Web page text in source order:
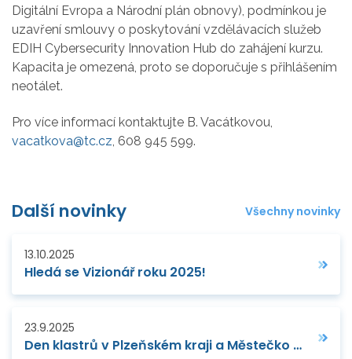
Digitální Evropa a Národní plán obnovy), podmínkou je
uzavření smlouvy o poskytování vzdělávacích služeb
EDIH Cybersecurity Innovation Hub do zahájení kurzu.
Kapacita je omezená, proto se doporučuje s přihlášením
neotálet.
Pro více informací kontaktujte B. Vacátkovou,
vacatkova@tc.cz, 608 945 599.
Další novinky Všechny novinky
13.10.2025
Hledá se Vizionář roku 2025!
23.9.2025
Den klastrů v Plzeňském kraji a Městečko technologií